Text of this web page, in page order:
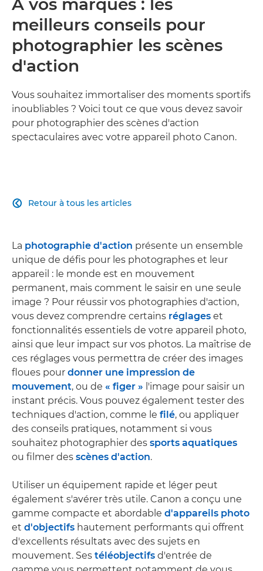
À vos marques : les
meilleurs conseils pour
photographier les scènes
d'action
Vous souhaitez immortaliser des moments sportifs
inoubliables ? Voici tout ce que vous devez savoir
pour photographier des scènes d'action
spectaculaires avec votre appareil photo Canon.
Retour à tous les articles

La photographie d'action présente un ensemble
unique de défis pour les photographes et leur
appareil : le monde est en mouvement
permanent, mais comment le saisir en une seule
image ? Pour réussir vos photographies d'action,
vous devez comprendre certains réglages et
fonctionnalités essentiels de votre appareil photo,
ainsi que leur impact sur vos photos. La maîtrise de
ces réglages vous permettra de créer des images
floues pour donner une impression de
mouvement, ou de « figer » l'image pour saisir un
instant précis. Vous pouvez également tester des
techniques d'action, comme le filé, ou appliquer
des conseils pratiques, notamment si vous
souhaitez photographier des sports aquatiques
ou filmer des scènes d'action.
Utiliser un équipement rapide et léger peut
également s'avérer très utile. Canon a conçu une
gamme compacte et abordable d'appareils photo
et d'objectifs hautement performants qui offrent
d'excellents résultats avec des sujets en
mouvement. Ses téléobjectifs d'entrée de